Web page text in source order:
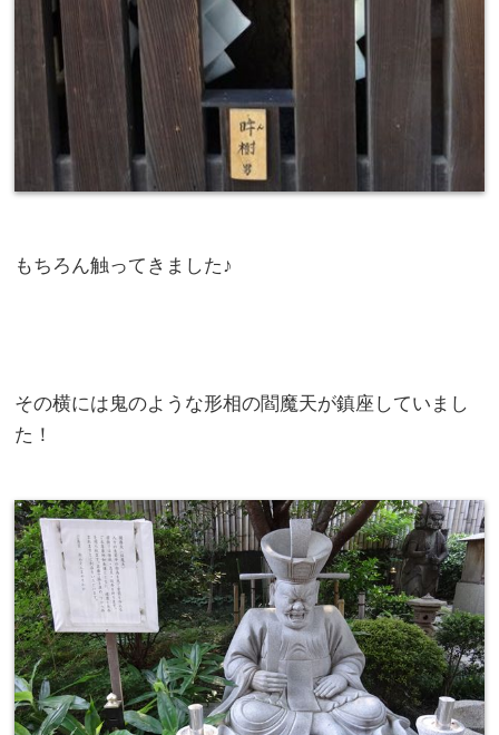
もちろん触ってきました♪
その横には鬼のような形相の閻魔天が鎮座していまし
た！